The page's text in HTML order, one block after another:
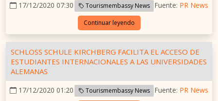
17/12/2020 07:30 Tourismembassy News Fuente: PR News
Continuar leyendo
SCHLOSS SCHULE KIRCHBERG FACILITA EL ACCESO DE
ESTUDIANTES INTERNACIONALES A LAS UNIVERSIDADES
ALEMANAS
17/12/2020 01:20 Tourismembassy News Fuente: PR News